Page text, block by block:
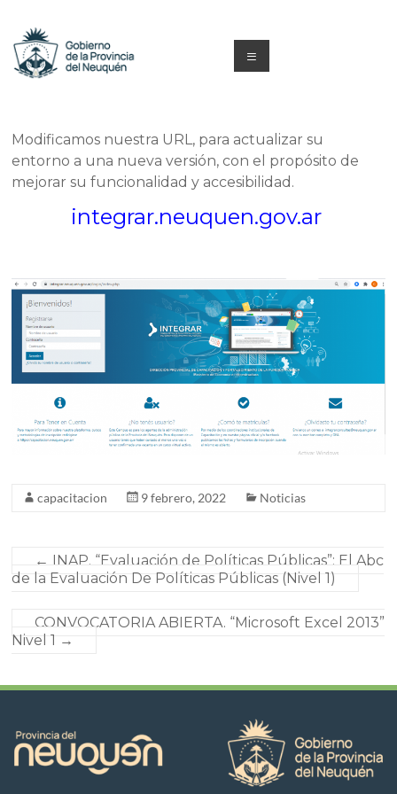
contenido
y
Formación
Neuquén
Menú
Modificamos nuestra URL, para actualizar su
entorno a una nueva versión, con el propósito de
mejorar su funcionalidad y accesibilidad.
integrar.neuquen.gov.ar
capacitacion 9 febrero, 2022 Noticias
← INAP. “Evaluación de Políticas Públicas”: El Abc
de la Evaluación De Políticas Públicas (Nivel 1)
CONVOCATORIA ABIERTA. “Microsoft Excel 2013”
Nivel 1 →